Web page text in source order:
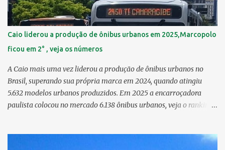
Censo 2010: 4,26 km² 12º Passarinho 4,06 km² 13º Santo Amaro
3,80 km² 14º Afogados 3,69 km² 15º Cordeiro 3,40 km² 16º São José
3,26 km² 17º Dois Unidos 3,12 km² 18...
Caio liderou a produção de ônibus urbanos em 2025,Marcopolo
ficou em 2° , veja os números
A Caio mais uma vez liderou a produção de ônibus urbanos no
Brasil, superando sua própria marca em 2024, quando atingiu
5.632 modelos urbanos produzidos. Em 2025 a encarroçadora
paulista colocou no mercado 6.138 ônibus urbanos, veja o ranking